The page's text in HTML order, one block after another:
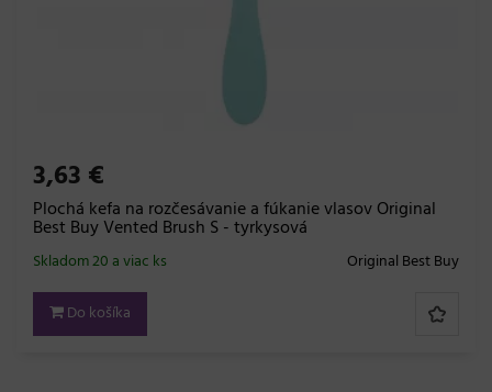
3,63 €
Plochá kefa na rozčesávanie a fúkanie vlasov Original
Best Buy Vented Brush S - tyrkysová
Original Best Buy
Skladom 20 a viac ks
Do košíka